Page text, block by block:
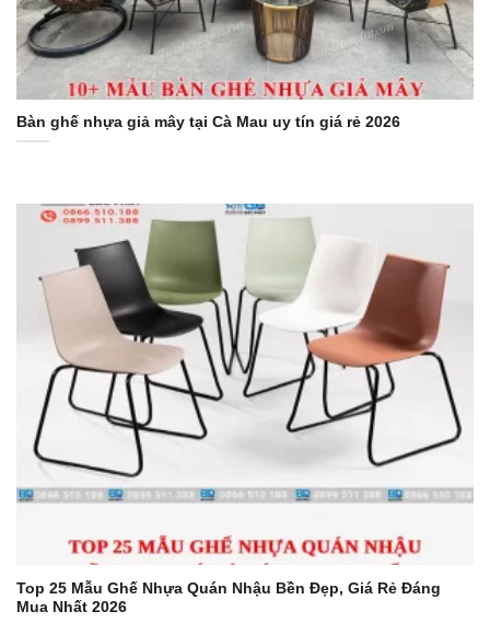
Bàn ghế nhựa giả mây tại Cà Mau uy tín giá rẻ 2026
Top 25 Mẫu Ghế Nhựa Quán Nhậu Bền Đẹp, Giá Rẻ Đáng
Mua Nhất 2026